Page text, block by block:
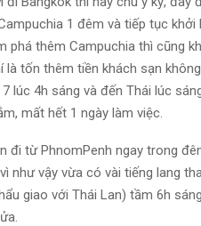
1 đêm và tiếp tục
phá thêm Campuchia thì cũng
tốn thêm tiền khách sạn
lúc 4h sáng và đến Thái lúc
mất hết 1 ngày làm việc.
đi từ PhnomPenh ngay trong
như vậy vừa có vài tiếng lang
giao với Thái Lan) tầm 6h